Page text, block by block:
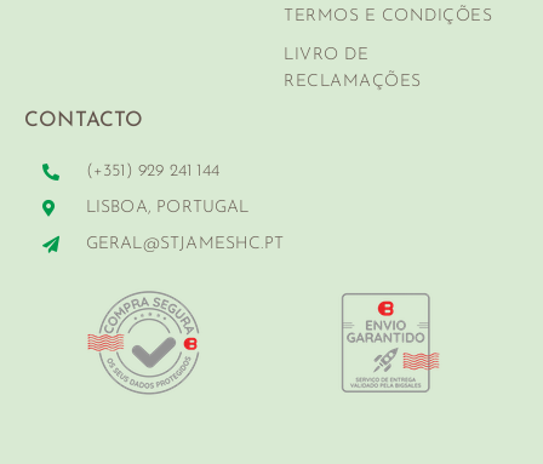
TERMOS E CONDIÇÕES
LIVRO DE
RECLAMAÇÕES
CONTACTO
(+351) 929 241 144
LISBOA, PORTUGAL
GERAL@STJAMESHC.PT